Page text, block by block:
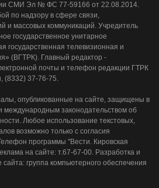
СМИ Эл № ФС 77-59166 от 22.08.2014.
по надзору в сфере связи,
и массовых коммуникаций. Учредитель
государственное унитарное
государственная телевизионная и
(ВГТРК). Главный редактор -
почты и телефон редакции ГТРК
(8332) 37-76-75.
опубликованные на сайте, защищены в
международным законодательством об
Любое использование текстовых,
возможно только с согласия
программы "Вести. Кировская
на сайте: т.67-67-00. Разработка и
группа компьютерного обеспечения